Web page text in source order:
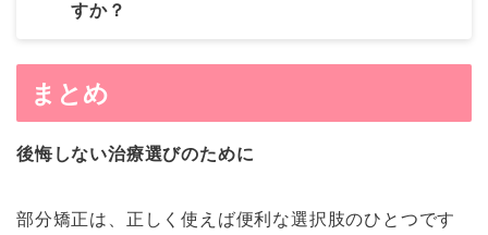
すか？
まとめ
後悔しない治療選びのために
部分矯正は、正しく使えば便利な選択肢のひとつです